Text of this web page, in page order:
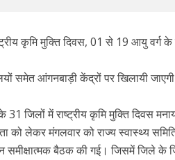
कृमि मुक्ति दिवस, 01 से 19 आयु वर्ग के
समेत आंगनबाड़ी केंद्रों पर खिलायी
जिलों में राष्ट्रीय कृमि मुक्ति दिवस
को लेकर मंगलवार को राज्य स्वास्थ्य
समीक्षात्मक बैठक की गई। जिसमें जिले के